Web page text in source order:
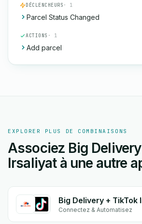
DÉCLENCHEURS · 1
Parcel Status Changed
ACTIONS · 1
Add parcel
EXPLORER PLUS DE COMBINAISONS
Associez Big
Irsaliyat à une autre
Big Delivery + TikTok
Connectez & Automatisez